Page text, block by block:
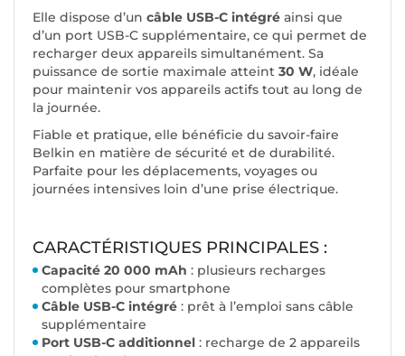
Elle dispose d’un câble USB-C intégré ainsi que
d’un port USB-C supplémentaire, ce qui permet de
recharger deux appareils simultanément. Sa
puissance de sortie maximale atteint 30 W, idéale
pour maintenir vos appareils actifs tout au long de
la journée.
Fiable et pratique, elle bénéficie du savoir-faire
Belkin en matière de sécurité et de durabilité.
Parfaite pour les déplacements, voyages ou
journées intensives loin d’une prise électrique.
CARACTÉRISTIQUES PRINCIPALES :
Capacité 20 000 mAh : plusieurs recharges
complètes pour smartphone
Câble USB-C intégré : prêt à l’emploi sans câble
supplémentaire
Port USB-C additionnel : recharge de 2 appareils